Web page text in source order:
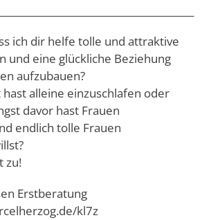
ich dir helfe tolle und attraktive
und eine glückliche Beziehung
aufzubauen?
hast alleine einzuschlafen oder
davor hast Frauen
endlich tolle Frauen
zu!
Erstberatung
kl7z